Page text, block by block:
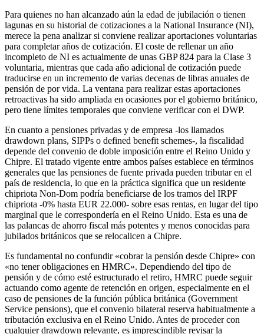
Para quienes no han alcanzado aún la edad de jubilación o tienen
lagunas en su historial de cotizaciones a la National Insurance (NI),
merece la pena analizar si conviene realizar aportaciones voluntarias
para completar años de cotización. El coste de rellenar un año
incompleto de NI es actualmente de unas GBP 824 para la Clase 3
voluntaria, mientras que cada año adicional de cotización puede
traducirse en un incremento de varias decenas de libras anuales de
pensión de por vida. La ventana para realizar estas aportaciones
retroactivas ha sido ampliada en ocasiones por el gobierno británico,
pero tiene límites temporales que conviene verificar con el DWP.
En cuanto a pensiones privadas y de empresa -los llamados
drawdown plans, SIPPs o defined benefit schemes-, la fiscalidad
depende del convenio de doble imposición entre el Reino Unido y
Chipre. El tratado vigente entre ambos países establece en términos
generales que las pensiones de fuente privada pueden tributar en el
país de residencia, lo que en la práctica significa que un residente
chipriota Non-Dom podría beneficiarse de los tramos del IRPF
chipriota -0% hasta EUR 22.000- sobre esas rentas, en lugar del tipo
marginal que le correspondería en el Reino Unido. Esta es una de
las palancas de ahorro fiscal más potentes y menos conocidas para
jubilados británicos que se relocalicen a Chipre.
Es fundamental no confundir «cobrar la pensión desde Chipre» con
«no tener obligaciones en HMRC». Dependiendo del tipo de
pensión y de cómo esté estructurado el retiro, HMRC puede seguir
actuando como agente de retención en origen, especialmente en el
caso de pensiones de la función pública británica (Government
Service pensions), que el convenio bilateral reserva habitualmente a
tributación exclusiva en el Reino Unido. Antes de proceder con
cualquier drawdown relevante, es imprescindible revisar la